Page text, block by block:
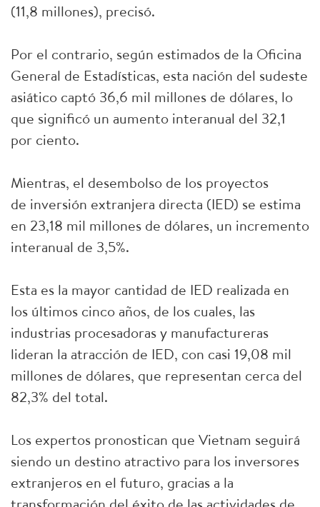
(11,8 millones), precisó.
Por el contrario, según estimados de la Oficina
General de Estadísticas, esta nación del sudeste
asiático captó 36,6 mil millones de dólares, lo
que significó un aumento interanual del 32,1
por ciento.
Mientras, el desembolso de los proyectos
de inversión extranjera directa (IED) se estima
en 23,18 mil millones de dólares, un incremento
interanual de 3,5%.
Esta es la mayor cantidad de IED realizada en
los últimos cinco años, de los cuales, las
industrias procesadoras y manufactureras
lideran la atracción de IED, con casi 19,08 mil
millones de dólares, que representan cerca del
82,3% del total.
Los expertos pronostican que Vietnam seguirá
siendo un destino atractivo para los inversores
extranjeros en el futuro, gracias a la